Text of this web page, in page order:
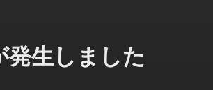
発生しました